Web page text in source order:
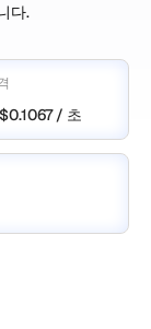
다.
/ 초